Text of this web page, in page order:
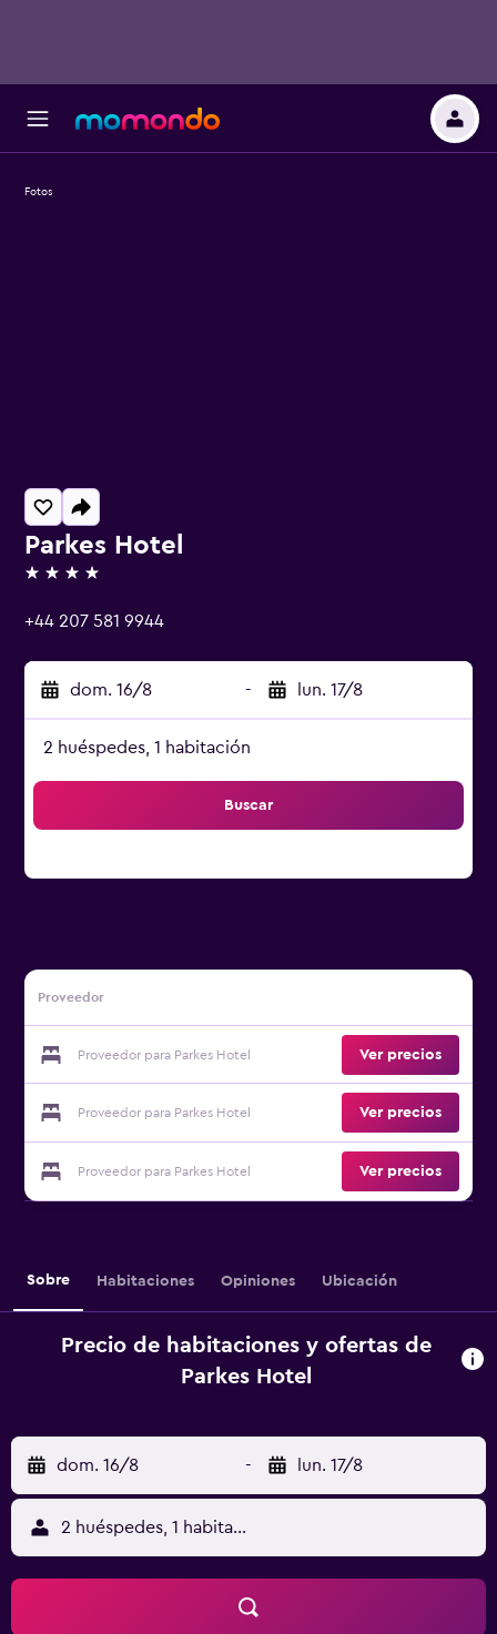
Parkes Hotel
4 estrellas
+44 207 581 9944
dom. 16/8 - lun. 17/8
2 huéspedes, 1 habitación
Buscar
Proveedor
Proveedor para Parkes Hotel Ver precios
Proveedor para Parkes Hotel Ver precios
Proveedor para Parkes Hotel Ver precios
Fotos
Sobre Habitaciones Opiniones Ubicación
Precio de habitaciones y ofertas de
Parkes Hotel
dom. 16/8 - lun. 17/8
2 huéspedes, 1 habitación